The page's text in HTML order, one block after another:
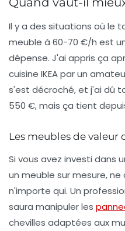
Il y a des situations où le
meuble à 60-70 €/h est
dépense. J'ai appris ça
cuisine IKEA par un
s'est décroché, et j'ai dû
550 €, mais ça tient
Les meubles de valeur
Si vous avez investi dans
un meuble sur mesure,
n'importe qui. Un
saura manipuler les
chevilles adaptées aux